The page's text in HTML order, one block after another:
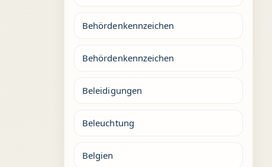
Behördenkennzeichen
Behördenkennzeichen
Beleidigungen
Beleuchtung
Belgien